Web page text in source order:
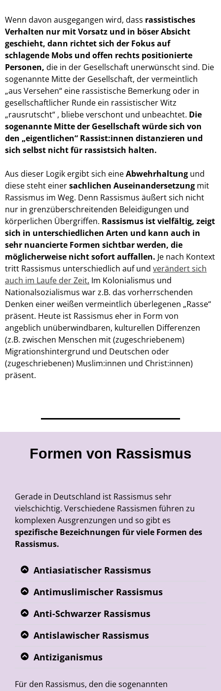
Wenn davon ausgegangen wird, dass rassistisches
Verhalten nur mit Vorsatz und in böser Absicht
geschieht, dann richtet sich der Fokus auf
schlagende Mobs und offen rechts positionierte
Personen, die in der Gesellschaft unerwünscht sind. Die
sogenannte Mitte der Gesellschaft, der vermeintlich
„aus Versehen“ eine rassistische Bemerkung oder in
gesellschaftlicher Runde ein rassistischer Witz
„rausrutscht“ , bliebe verschont und unbeachtet. Die
sogenannte Mitte der Gesellschaft würde sich von
den „eigentlichen“ Rassist:innen distanzieren und
sich selbst nicht für rassistsich halten.
Aus dieser Logik ergibt sich eineAbwehrhaltung und
diesesteht einersachlichen Auseinandersetzung mit
Rassismus im Weg. Denn Rassismus äußert sich nicht
nur in grenzüberschreitenden Beleidigungen und
körperlichen Übergriffen. Rassismus ist vielfältig, zeigt
sich in unterschiedlichen Arten und kann auch in
sehr nuancierte Formen sichtbar werden, die
möglicherweise nicht sofort auffallen. Je nach Kontext
tritt Rassismus unterschiedlich auf und verändert sich
auch im Laufe der Zeit. Im Kolonialismus und
Nationalsozialismus war z.B. das vorherrschenden
Denken einer weißen vermeintlich überlegenen „Rasse“
präsent. Heute ist Rassismus eher in Form von
angeblich unüberwindbaren, kulturellen Differenzen
(z.B. zwischen Menschen mit (zugeschriebenem)
Migrationshintergrund und Deutschen oder
(zugeschriebenen) Muslim:innen und Christ:innen)
präsent.
Formen von Rassismus
Gerade in Deutschland ist Rassismus sehr
vielschichtig. Verschiedene Rassismen führen zu
komplexen Ausgrenzungen und so gibt es
spezifische Bezeichnungen für viele Formen des
Rassismus.
Antiasiatischer Rassismus
Antimuslimischer Rassismus
Anti-Schwarzer Rassismus
Antislawischer Rassismus
Antiziganismus
Für den Rassismus, den die sogenannten